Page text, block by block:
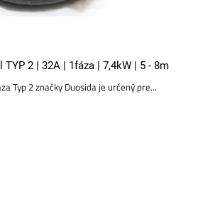
TYP 2 | 32A | 1fáza | 7,4kW | 5 - 8m
Typ 2 značky Duosida je určený pre...